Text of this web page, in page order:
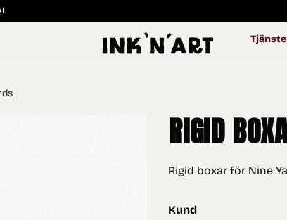
RIGID
Rigid boxar för Nine
Kund